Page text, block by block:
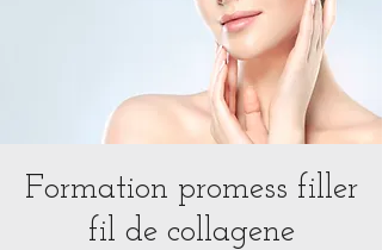
Formation promess filler
fil de collagene